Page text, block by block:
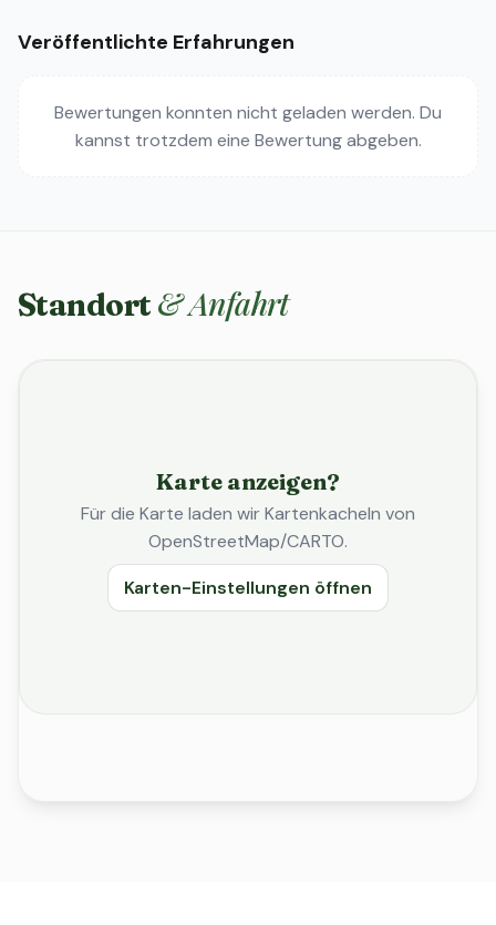
Veröffentlichte Erfahrungen
Bewertungen konnten nicht geladen werden. Du
kannst trotzdem eine Bewertung abgeben.
Standort & Anfahrt
Karte anzeigen?
Für die Karte laden wir Kartenkacheln von
OpenStreetMap/CARTO.
Karten-Einstellungen öffnen